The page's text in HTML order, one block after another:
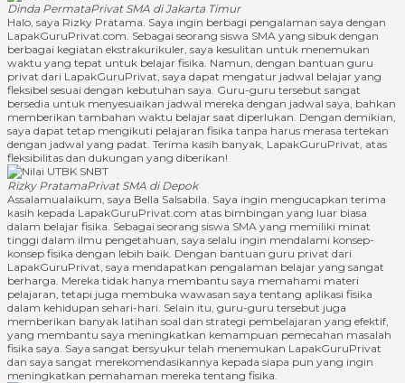
Dinda PermataPrivat SMA di Jakarta Timur
Halo, saya Rizky Pratama. Saya ingin berbagi pengalaman saya dengan
LapakGuruPrivat.com. Sebagai seorang siswa SMA yang sibuk dengan
berbagai kegiatan ekstrakurikuler, saya kesulitan untuk menemukan
waktu yang tepat untuk belajar fisika. Namun, dengan bantuan guru
privat dari LapakGuruPrivat, saya dapat mengatur jadwal belajar yang
fleksibel sesuai dengan kebutuhan saya. Guru-guru tersebut sangat
bersedia untuk menyesuaikan jadwal mereka dengan jadwal saya, bahkan
memberikan tambahan waktu belajar saat diperlukan. Dengan demikian,
saya dapat tetap mengikuti pelajaran fisika tanpa harus merasa tertekan
dengan jadwal yang padat. Terima kasih banyak, LapakGuruPrivat, atas
fleksibilitas dan dukungan yang diberikan!
Rizky PratamaPrivat SMA di Depok
Assalamualaikum, saya Bella Salsabila. Saya ingin mengucapkan terima
kasih kepada LapakGuruPrivat.com atas bimbingan yang luar biasa
dalam belajar fisika. Sebagai seorang siswa SMA yang memiliki minat
tinggi dalam ilmu pengetahuan, saya selalu ingin mendalami konsep-
konsep fisika dengan lebih baik. Dengan bantuan guru privat dari
LapakGuruPrivat, saya mendapatkan pengalaman belajar yang sangat
berharga. Mereka tidak hanya membantu saya memahami materi
pelajaran, tetapi juga membuka wawasan saya tentang aplikasi fisika
dalam kehidupan sehari-hari. Selain itu, guru-guru tersebut juga
memberikan banyak latihan soal dan strategi pembelajaran yang efektif,
yang membantu saya meningkatkan kemampuan pemecahan masalah
fisika saya. Saya sangat bersyukur telah menemukan LapakGuruPrivat
dan saya sangat merekomendasikannya kepada siapa pun yang ingin
meningkatkan pemahaman mereka tentang fisika.